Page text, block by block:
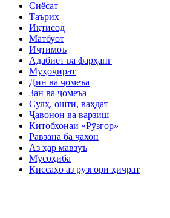
Сиёсат
Таърих
Иқтисод
Матбуот
Иҷтимоъ
Адабиёт ва фарҳанг
Муҳоҷират
Дин ва ҷомеъа
Зан ва ҷомеъа
Сулҳ, оштӣ, ваҳдат
Ҷавонон ва варзиш
Китобхонаи «Рӯзгор»
Равзана ба ҷахон
Аз ҳар мавзуъ
Мусоҳиба
Қиссаҳо аз рӯзгори ҳиҷрат